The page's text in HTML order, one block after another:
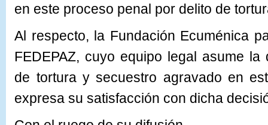
en este proceso penal por delito de
Al respecto, la Fundación Ecuménica
FEDEPAZ, cuyo equipo legal asume
de tortura y secuestro agravado en
expresa su satisfacción con dicha